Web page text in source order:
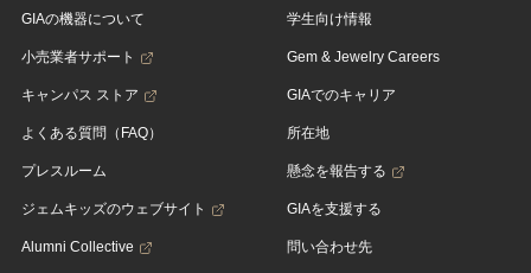
GIAの機器について
小売業者サポート
キャンパス ストア
よくある質問（FAQ）
プレスルーム
ジェムキッズのウェブサイト
Alumni Collective
学生向け情報
Gem & Jewelry Careers
GIAでのキャリア
所在地
懸念を報告する
GIAを支援する
問い合わせ先